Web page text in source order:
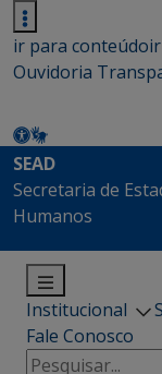
ir para conteúdo
Ouvidoria
SEAD
Secretaria de
Humanos
Institucional
Fale Conosco
Pesquisar